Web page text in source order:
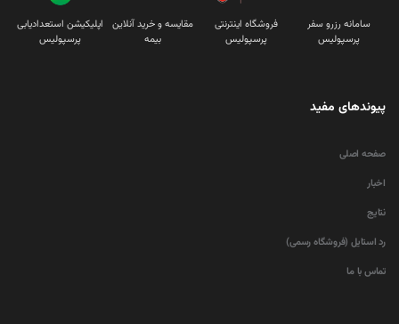
سامانه رزرو سفر
پرسپولیس
فروشگاه اینترنتی
پرسپولیس
مقایسه و خرید آنلاین
بیمه
اپلیکیشن استعدادیابی
پرسپولیس
پیوندهای مفید
صفحه اصلی
اخبار
نتایج
رد استایل (فروشگاه رسمی)
تماس با ما